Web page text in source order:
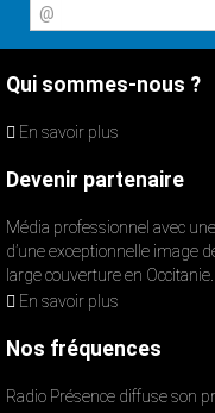
@
Qui sommes-nous ?
En savoir plus
Devenir partenaire
Média professionnel avec
d’une exceptionnelle image
large couverture en Occitanie.
En savoir plus
Nos fréquences
Radio Présence diffuse son